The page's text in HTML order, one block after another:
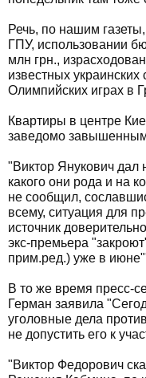
Речь, по нашим
ГПУ, использовании
млн грн.,
известных
Олимпийских играх в
Квартиры в центре
заведомо
"Виктор Янукович дал
какого они рода и на
не сообщил,
всему, ситуация для
источник
экс-премьера
прим.ред.) уже в
В то же время пресс-
Герман заявила
уголовные дела
не допустить его к
"Виктор Федорович